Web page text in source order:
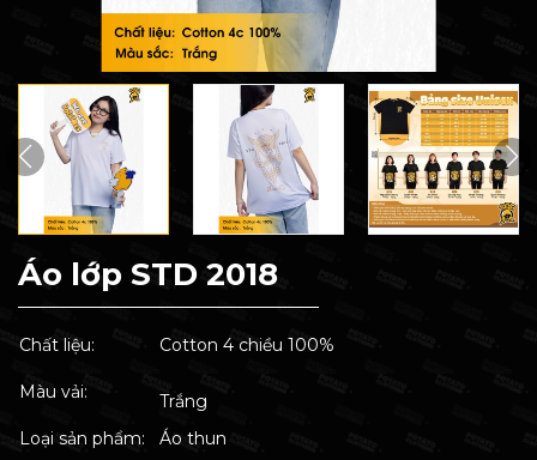
Áo lớp STD 2018
Chất liệu: Cotton 4 chiều 100%
Màu vải:
Trắng
Loại sản phẩm:
Áo thun